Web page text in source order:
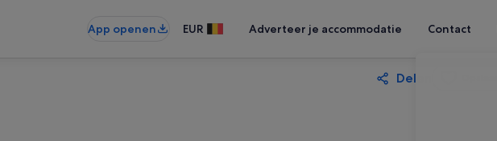
App openen EUR Adverteer je accommodatie Contact
Delen